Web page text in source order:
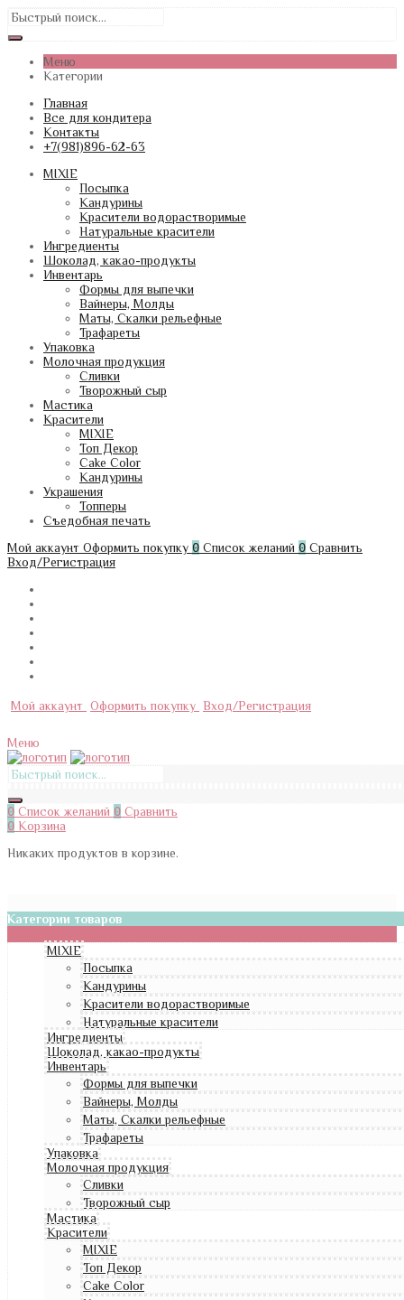
Меню
Категории
Главная
Все для кондитера
Контакты
+7(981)896-62-63
MIXIE
Посыпка
Кандурины
Красители водорастворимые
Натуральные красители
Ингредиенты
Шоколад, какао-продукты
Инвентарь
Формы для выпечки
Вайнеры, Молды
Маты, Скалки рельефные
Трафареты
Упаковка
Молочная продукция
Сливки
Творожный сыр
Мастика
Красители
MIXIE
Топ Декор
Cake Color
Кандурины
Украшения
Топперы
Съедобная печать
Мой аккаунт Оформить покупку 0 Список желаний 0 Сравнить
Вход/Регистрация
Мой аккаунт Оформить покупку Вход/Регистрация
Меню
0 Список желаний 0 Сравнить
0 Корзина
Никаких продуктов в корзине.
Категории товаров
MIXIE
Посыпка
Кандурины
Красители водорастворимые
Натуральные красители
Ингредиенты
Шоколад, какао-продукты
Инвентарь
Формы для выпечки
Вайнеры, Молды
Маты, Скалки рельефные
Трафареты
Упаковка
Молочная продукция
Сливки
Творожный сыр
Мастика
Красители
MIXIE
Топ Декор
Cake Color